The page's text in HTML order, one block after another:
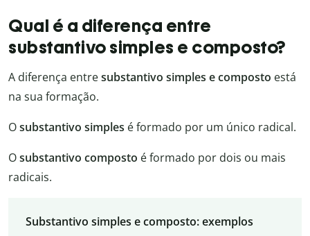
Qual é a diferença entre
substantivo simples e composto?
A diferença entresubstantivo simples e composto está
na sua formação.
Osubstantivo simples é formado por um único radical.
Osubstantivo composto é formado por dois ou mais
radicais.
Substantivo simples e composto: exemplos